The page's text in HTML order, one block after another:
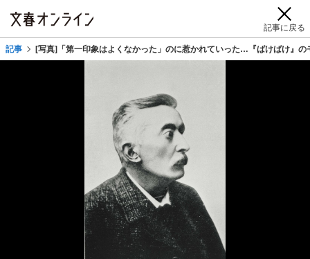
記事に戻る
記事 [写真]「第一印象はよくなかった」のに惹かれていった…『ばけばけ』